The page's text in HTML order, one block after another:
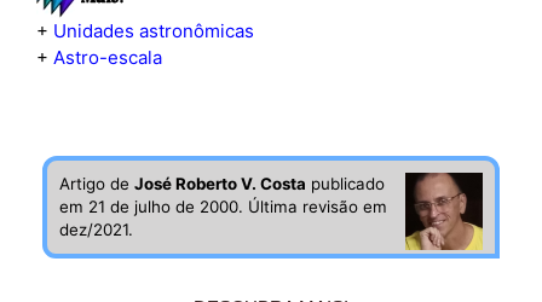
+ Unidades astronômicas
+ Astro-escala
Artigo deJosé Roberto V. Costa publicado
em 21 de julho de 2000. Última revisão em
dez/2021.